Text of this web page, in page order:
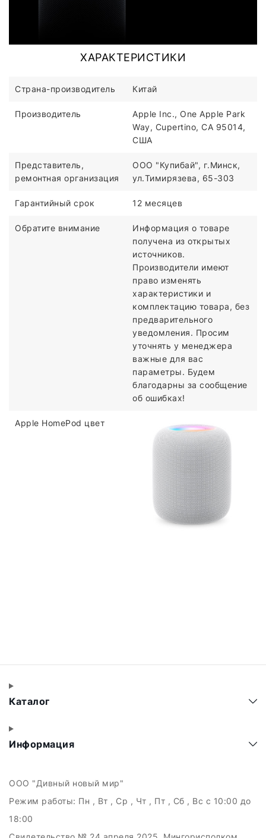
ХАРАКТЕРИСТИКИ
Страна-производитель Китай
Производитель
Apple Inc., One Apple Park
Way, Cupertino, CA 95014,
США
Представитель,
ремонтная организация
ООО "Купибай", г.Минск,
ул.Тимирязева, 65-303
Гарантийный срок 12 месяцев
Обратите внимание
Информация о товаре
получена из открытых
источников.
Производители имеют
право изменять
характеристики и
комплектацию товара, без
предварительного
уведомления. Просим
уточнять у менеджера
важные для вас
параметры. Будем
благодарны за сообщение
об ошибках!
Apple HomePod цвет
Каталог
Информация
ООО "Дивный новый мир"
Режим работы: Пн , Вт , Ср , Чт , Пт , Сб , Вс c 10:00 до
18:00